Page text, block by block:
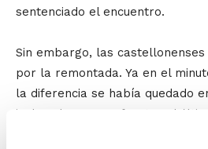
sentenciado el encuentro.
Sin embargo, las
por la remontada. Ya en el
la diferencia se había quedado
incluso lograron afrontar el
por delante en el marcador